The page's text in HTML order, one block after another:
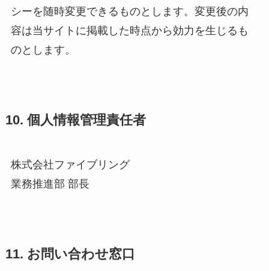
シーを随時変更できるものとします。変更後の内
容は当サイトに掲載した時点から効力を生じるも
のとします。
10. 個人情報管理責任者
株式会社ファイブリング
業務推進部 部長
11. お問い合わせ窓口